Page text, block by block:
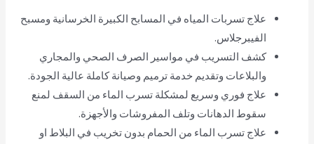
علاج تسربات المياه في المسابح الكبيرة الخرسانية ومسبح
الفيبرجلاس.
كشف التسريب في مواسير الصرف الصحي والمجاري
والبلاعات وتقديم خدمة ترميم وصيانة كاملة عالية الجودة.
علاج فوري وسريع لمشكلة تسرب الماء من السقف لمنع
سقوط الدهانات وتلف المفروشات والأجهزة.
علاج تسرب الماء من الحمام بدون تخريب في البلاط او